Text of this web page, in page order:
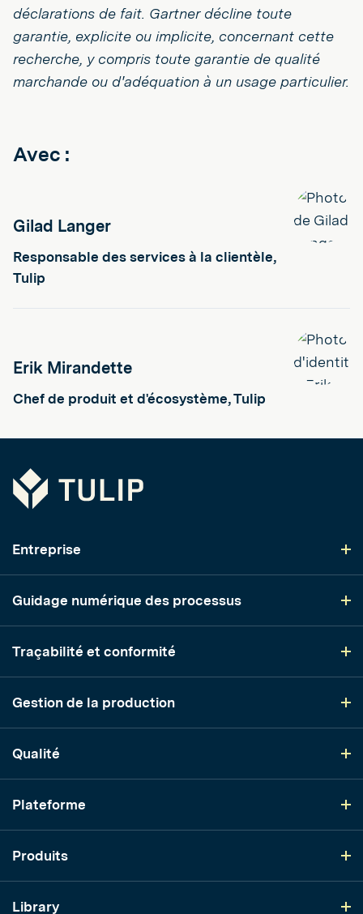
déclarations de fait. Gartner décline toute
garantie, explicite ou implicite, concernant cette
recherche, y compris toute garantie de qualité
marchande ou d'adéquation à un usage particulier.
Avec :
Gilad Langer
Responsable des services à la clientèle,
Tulip
Erik Mirandette
Chef de produit et d'écosystème, Tulip
Tulip
Entreprise
Guidage numérique des processus
Traçabilité et conformité
Gestion de la production
Qualité
Plateforme
Produits
Library